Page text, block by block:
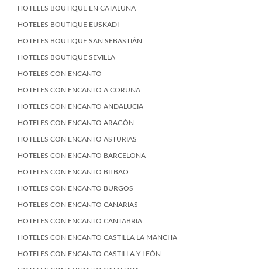
HOTELES BOUTIQUE EN CATALUÑA
HOTELES BOUTIQUE EUSKADI
HOTELES BOUTIQUE SAN SEBASTIÁN
HOTELES BOUTIQUE SEVILLA
HOTELES CON ENCANTO
HOTELES CON ENCANTO A CORUÑA
HOTELES CON ENCANTO ANDALUCIA
HOTELES CON ENCANTO ARAGÓN
HOTELES CON ENCANTO ASTURIAS
HOTELES CON ENCANTO BARCELONA
HOTELES CON ENCANTO BILBAO
HOTELES CON ENCANTO BURGOS
HOTELES CON ENCANTO CANARIAS
HOTELES CON ENCANTO CANTABRIA
HOTELES CON ENCANTO CASTILLA LA MANCHA
HOTELES CON ENCANTO CASTILLA Y LEÓN